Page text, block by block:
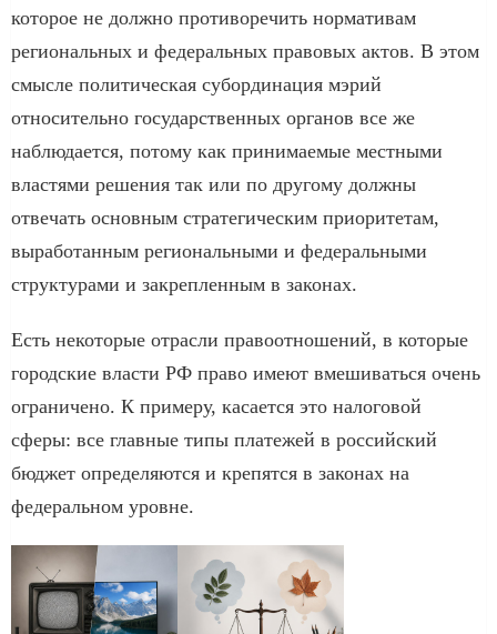
которое не должно противоречить нормативам
региональных и федеральных правовых актов. В этом
смысле политическая субординация мэрий
относительно государственных органов все же
наблюдается, потому как принимаемые местными
властями решения так или по другому должны
отвечать основным стратегическим приоритетам,
выработанным региональными и федеральными
структурами и закрепленным в законах.
Есть некоторые отрасли правоотношений, в которые
городские власти РФ право имеют вмешиваться очень
ограничено. К примеру, касается это налоговой
сферы: все главные типы платежей в российский
бюджет определяются и крепятся в законах на
федеральном уровне.